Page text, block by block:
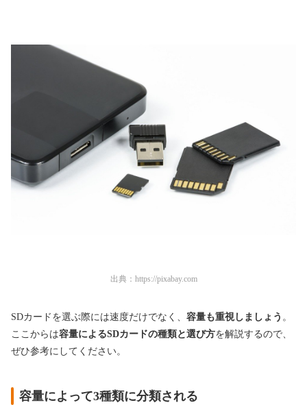
出典： https://pixabay.com
SDカードを選ぶ際には速度だけでなく、 容量も重視しましょう 。
ここからは容量によるSDカードの種類と選び方を解説するので、
ぜひ参考にしてください。
容量によって3種類に分類される